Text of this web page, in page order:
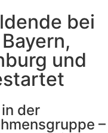
bei
und
der
–